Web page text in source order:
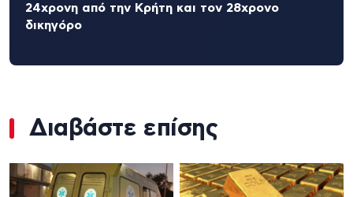
24χρονη από την Κρήτη και τον 28χρονο
δικηγόρο
Διαβάστε επίσης